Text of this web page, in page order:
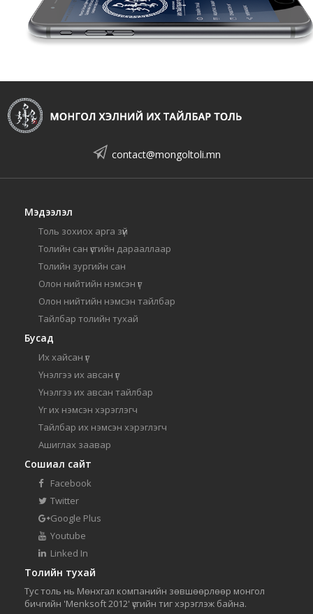
contact@mongoltoli.mn
Мэдээлэл
Толь зохиох арга зүй
Толийн сан үсгийн дарааллаар
Толийн зургийн сан
Олон нийтийн нэмсэн үг
Олон нийтийн нэмсэн тайлбар
Тайлбар толийн тухай
Бусад
Их хайсан үг
Үнэлгээ их авсан үг
Үнэлгээ их авсан тайлбар
Үг их нэмсэн хэрэглэгч
Тайлбар их нэмсэн хэрэглэгч
Ашиглах заавар
Сошиал сайт
Facebook
Twitter
Google Plus
Youtube
Linked In
Толийн тухай
Тус толь нь Мөнхгал компанийн зөвшөөрлөөр монгол
бичгийн 'Menksoft 2012' үсгийн тиг хэрэглэж байна.